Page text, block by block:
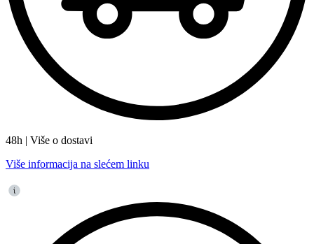
48h | Više o dostavi
Više informacija na slećem linku